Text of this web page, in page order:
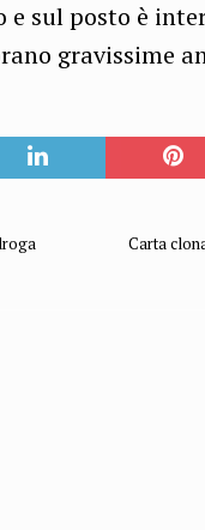
sul posto è
gravissime
Carta